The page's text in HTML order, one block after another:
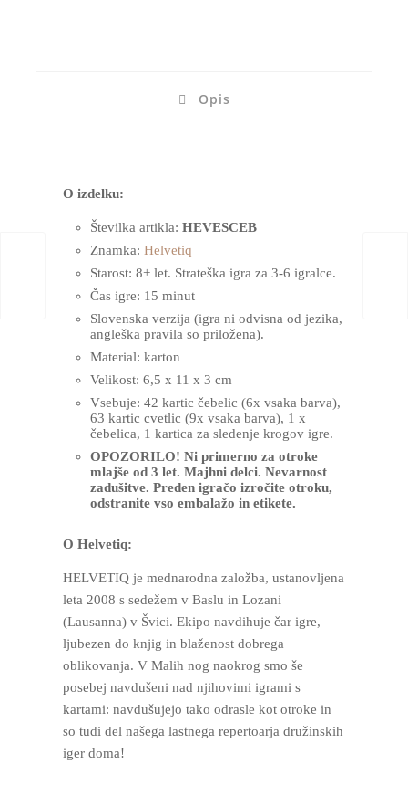
Opis
O izdelku:
Številka artikla:HEVESCEB
Znamka:Helvetiq
Starost: 8+ let. Strateška igra za 3-6 igralce.
Čas igre: 15 minut
Slovenska verzija (igra ni odvisna od jezika,
angleška pravila so priložena).
Material: karton
Velikost: 6,5 x 11 x 3 cm
Vsebuje: 42 kartic čebelic (6x vsaka barva),
63 kartic cvetlic (9x vsaka barva), 1 x
čebelica, 1 kartica za sledenje krogov igre.
OPOZORILO! Ni primerno za otroke
mlajše od 3 let. Majhni delci. Nevarnost
zadušitve. Preden igračo izročite otroku,
odstranite vso embalažo in etikete.
O Helvetiq:
HELVETIQ je mednarodna založba, ustanovljena
leta 2008 s sedežem v Baslu in Lozani
(Lausanna) v Švici. Ekipo navdihuje čar igre,
ljubezen do knjig in blaženost dobrega
oblikovanja. V Malih nog naokrog smo še
posebej navdušeni nad njihovimi igrami s
kartami: navdušujejo tako odrasle kot otroke in
so tudi del našega lastnega repertoarja družinskih
iger doma!